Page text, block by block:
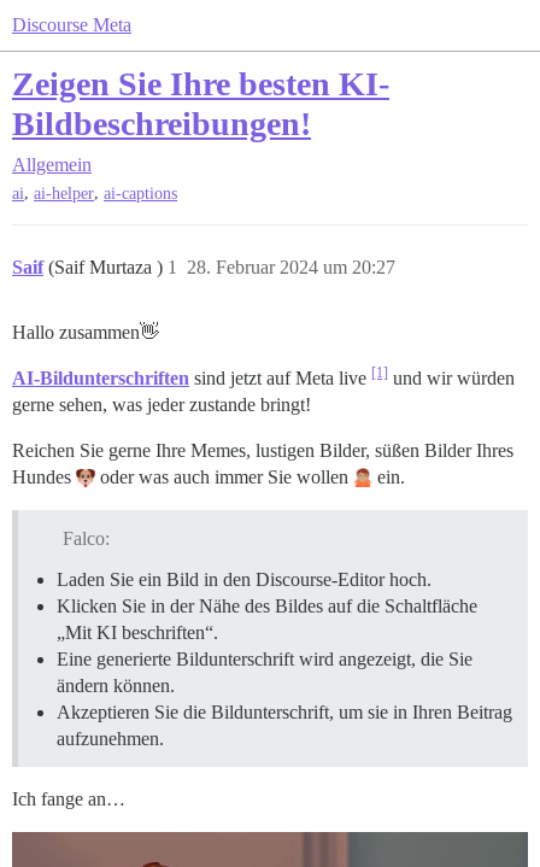
Discourse Meta
Zeigen Sie Ihre besten KI-
Bildbeschreibungen!
Allgemein
ai, ai-helper, ai-captions
Saif (Saif Murtaza ) 28. Februar 2024 um 20:27
1
Hallo zusammen👋
AI-Bildunterschriften sind jetzt auf Meta live [1] und wir würden
gerne sehen, was jeder zustande bringt!
Reichen Sie gerne Ihre Memes, lustigen Bilder, süßen Bilder Ihres
Hundes
oder was auch immer Sie wollen ein.
Falco:
Laden Sie ein Bild in den Discourse-Editor hoch.
Klicken Sie in der Nähe des Bildes auf die Schaltfläche
„Mit KI beschriften“.
Eine generierte Bildunterschrift wird angezeigt, die Sie
ändern können.
Akzeptieren Sie die Bildunterschrift, um sie in Ihren Beitrag
aufzunehmen.
Ich fange an…